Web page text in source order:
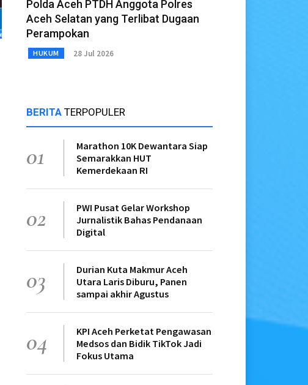
Polda Aceh PTDH Anggota Polres
Aceh Selatan yang Terlibat Dugaan
Perampokan
HUKUM 28 Jul 2026
BERITA TERPOPULER
01
Marathon 10K Dewantara Siap
Semarakkan HUT
Kemerdekaan RI
02
PWI Pusat Gelar Workshop
Jurnalistik Bahas Pendanaan
Digital
03
Durian Kuta Makmur Aceh
Utara Laris Diburu, Panen
sampai akhir Agustus
04
KPI Aceh Perketat Pengawasan
Medsos dan Bidik TikTok Jadi
Fokus Utama